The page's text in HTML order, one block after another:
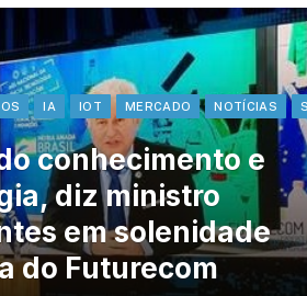
IA IOT MERCADO NOTÍCIAS
conhecimento e
diz ministro
em solenidade
do Futurecom